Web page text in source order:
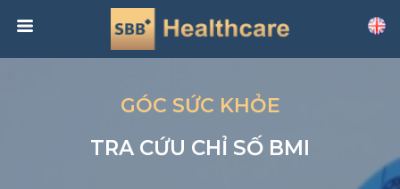
GÓC SỨC KHỎE
TRA CỨU CHỈ SỐ BMI